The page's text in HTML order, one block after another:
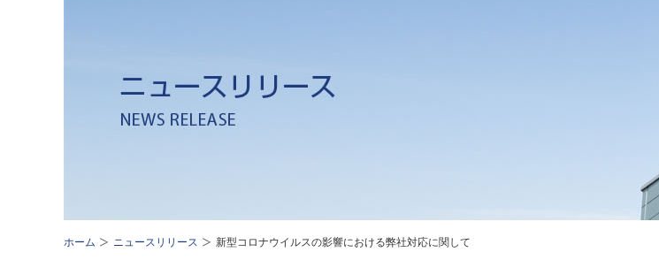
ホーム ニュースリリース 新型コロナウイルスの影響における弊社対応に関して